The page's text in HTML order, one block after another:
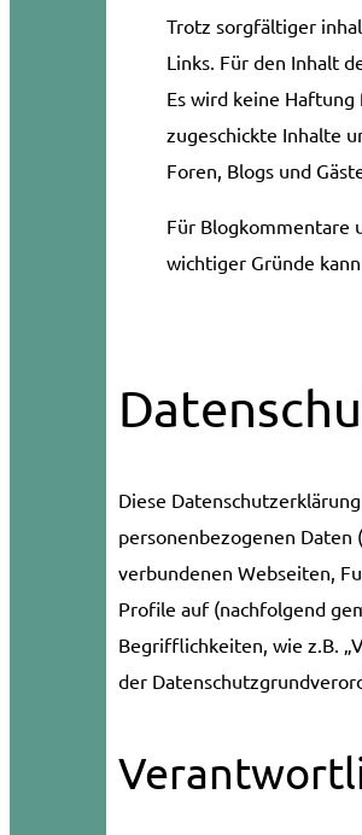
Trotz sorgfältiger
Links. Für den Inhalt
Es wird keine
zugeschickte Inhalte
Foren, Blogs und
Für Blogkommentare
wichtiger Gründe
Diese
personenbezogenen Daten
verbundenen Webseiten,
Profile auf (nachfolgend
Begrifflichkeiten, wie z.B.
der